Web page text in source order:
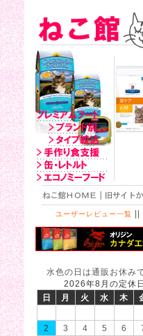
ユーザーレビュー一覧 ||
水色の日は通販お休み
2026年8月の定休日
日
月 火 水 木
2
3 4 5 6